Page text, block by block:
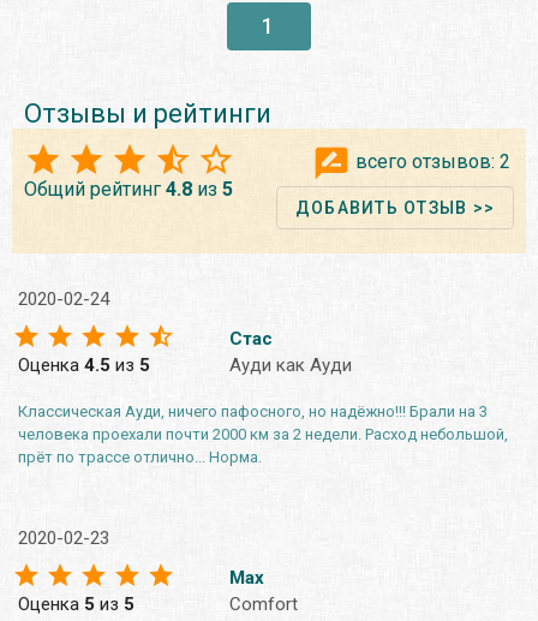
1
Отзывы и рейтинги
Общий рейтинг 4.8 из 5
всего отзывов: 2
ДОБАВИТЬ ОТЗЫВ >>
2020-02-24
Оценка 4.5 из 5
Стас
Ауди как Ауди
Классическая Ауди, ничего пафосного, но надёжно!!! Брали на 3
человека проехали почти 2000 км за 2 недели. Расход небольшой,
прёт по трассе отлично... Норма.
2020-02-23
Оценка 5 из 5
Max
Comfort